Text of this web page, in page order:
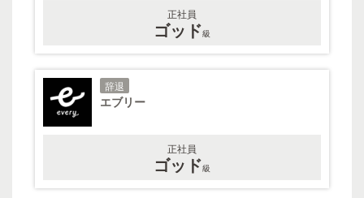
正社員
ゴッド級
辞退
エブリー
正社員
ゴッド級